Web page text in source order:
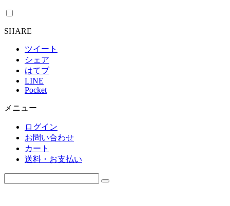
SHARE
ツイート
シェア
はてブ
LINE
Pocket
メニュー
ログイン
お問い合わせ
カート
送料・お支払い